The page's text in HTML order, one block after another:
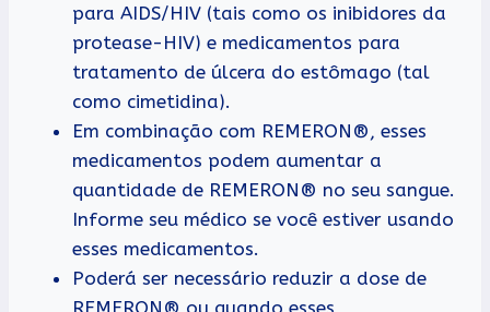
para AIDS/HIV (tais como os inibidores da
protease-HIV) e medicamentos para
tratamento de úlcera do estômago (tal
como cimetidina).
Em combinação com REMERON®, esses
medicamentos podem aumentar a
quantidade de REMERON® no seu sangue.
Informe seu médico se você estiver usando
esses medicamentos.
Poderá ser necessário reduzir a dose de
REMERON® ou quando esses